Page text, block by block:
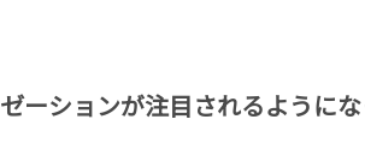
ーションが注目されるように